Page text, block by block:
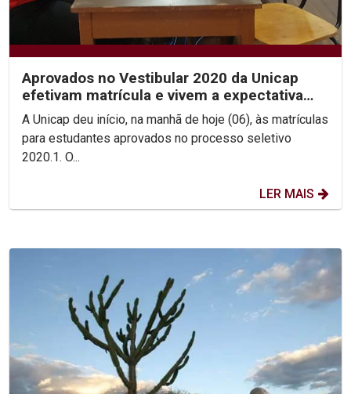
Aprovados no Vestibular 2020 da Unicap
efetivam matrícula e vivem a expectativa
pelo início das aula
A Unicap deu início, na manhã de hoje (06), às matrículas
para estudantes aprovados no processo seletivo
2020.1. O...
LER MAIS